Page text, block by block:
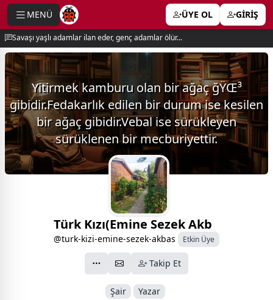
MENÜ ÜYE OL GİRİŞ
Savaşı yaşlı adamlar ilan eder, genç adamlar ölür...
Yitirmek kamburu olan bir ağaç ğŸŒ³
gibidir.Fedakarlık edilen bir durum ise kesilen
bir ağaç gibidir.Vebal ise sürükleyen
sürüklenen bir mecburiyettir.
Türk Kızı(Emine Sezek Akb
@turk-kizi-emine-sezek-akbas Etkin Üye
Takip Et
Şair Yazar
menu